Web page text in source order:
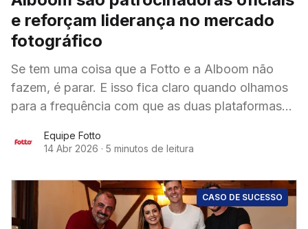
e reforçam liderança no mercado
fotográfico
Se tem uma coisa que a Fotto e a Alboom não
fazem, é parar. E isso fica claro quando olhamos
para a frequência com que as duas plataformas
Equipe Fotto
14 Abr 2026 · 5 minutos de leitura
CASO DE SUCESSO